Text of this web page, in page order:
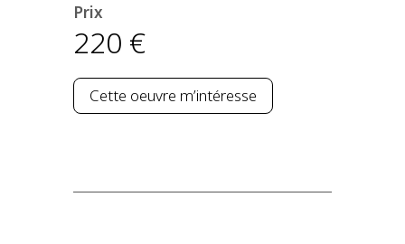
Prix
220 €
Cette oeuvre m’intéresse